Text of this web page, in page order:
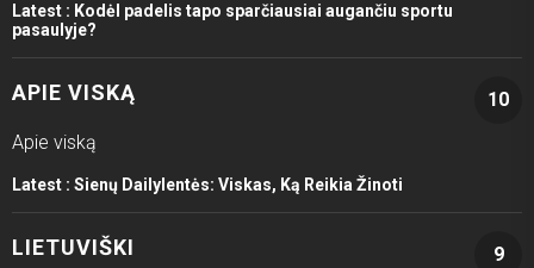
Latest : Kodėl padelis tapo sparčiausiai augančiu sportu
pasaulyje?
APIE VISKĄ
10
Apie viską
Latest : Sienų Dailylentės: Viskas, Ką Reikia Žinoti
LIETUVIŠKI
9